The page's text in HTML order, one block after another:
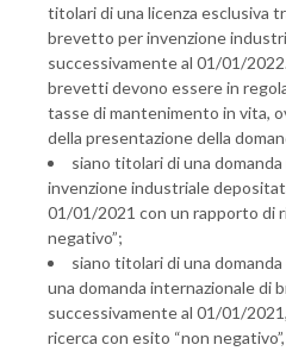
titolari di una licenza esclusiva
brevetto per invenzione
successivamente al 01/01/
brevetti devono essere in
tasse di mantenimento in vita,
della presentazione della
siano titolari di una
invenzione industriale
01/01/2021 con un rapporto di
negativo”;
siano titolari di una
una domanda internazionale di
successivamente al 01/01/
ricerca con esito “non